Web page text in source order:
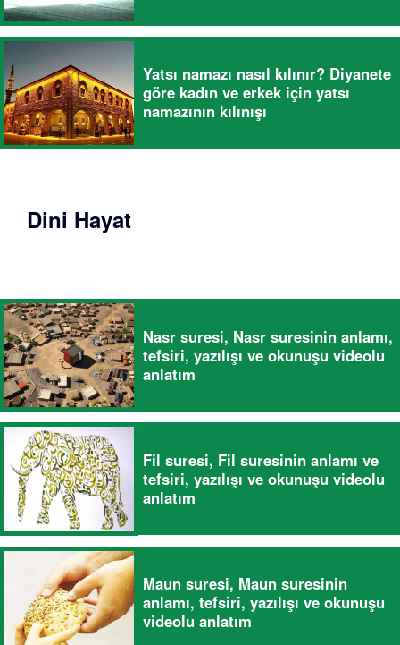
Yatsı namazı nasıl kılınır? Diyanete
göre kadın ve erkek için yatsı
namazının kılınışı
Dini Hayat
Nasr suresi, Nasr suresinin anlamı,
tefsiri, yazılışı ve okunuşu videolu
anlatım
Fil suresi, Fil suresinin anlamı ve
tefsiri, yazılışı ve okunuşu videolu
anlatım
Maun suresi, Maun suresinin
anlamı, tefsiri, yazılışı ve okunuşu
videolu anlatım